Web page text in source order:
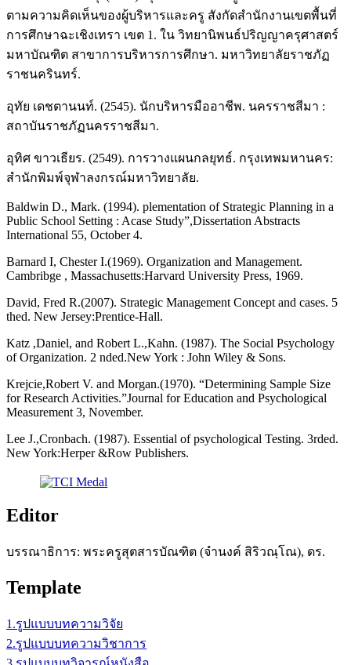
ตามความคิดเห็นของผู้บริหารและครู สังกัดสำนักงานเขตพื้นที่
การศึกษาฉะเชิงเทรา เขต 1. ใน วิทยานิพนธ์ปริญญาครุศาสตร์
มหาบัณฑิต สาขาการบริหารการศึกษา. มหาวิทยาลัยราชภัฏ
ราชนครินทร์.
อุทัย เดชตานนท์. (2545). นักบริหารมืออาชีพ. นครราชสีมา :
สถาบันราชภัฏนครราชสีมา.
อุทิศ ขาวเธียร. (2549). การวางแผนกลยุทธ์. กรุงเทพมหานคร:
สำนักพิมพ์จุฬาลงกรณ์มหาวิทยาลัย.
Baldwin D., Mark. (1994). plementation of Strategic Planning in a
Public School Setting : Acase Study”,Dissertation Abstracts
International 55, October 4.
Barnard I, Chester I.(1969). Organization and Management.
Cambribge , Massachusetts:Harvard University Press, 1969.
David, Fred R.(2007). Strategic Management Concept and cases. 5
thed. New Jersey:Prentice-Hall.
Katz ,Daniel, and Robert L.,Kahn. (1987). The Social Psychology
of Organization. 2 nded.New York : John Wiley & Sons.
Krejcie,Robert V. and Morgan.(1970). “Determining Sample Size
for Research Activities.”Journal for Education and Psychological
Measurement 3, November.
Lee J.,Cronbach. (1987). Essential of psychological Testing. 3rded.
New York:Herper &Row Publishers.
Editor
บรรณาธิการ: พระครูสุตสารบัณฑิต (จำนงค์ สิริวณฺโณ), ดร.
Template
1.รูปแบบบทความวิจัย
2.รูปแบบบทความวิชาการ